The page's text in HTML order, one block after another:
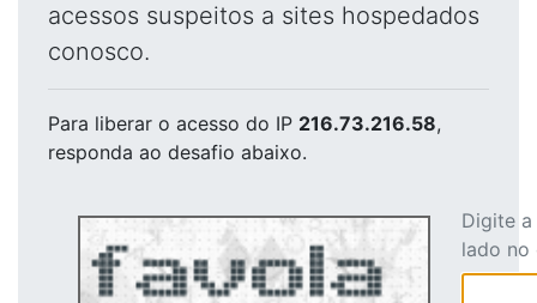
acessos suspeitos a sites hospedados
conosco.
Para liberar o acesso do IP 216.73.216.58,
responda ao desafio abaixo.
Digite
lado no